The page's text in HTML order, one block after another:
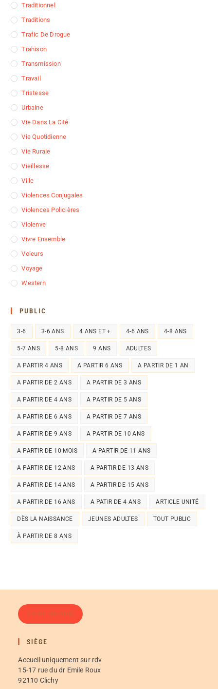
Traditionnel
Traditions
Trafic De Drogue
Trahison
Transmission
Travail
Tristesse
Urbaine
Vie Dans La Cité
Vie Quotidienne
Vie Rurale
Vieillesse
Ville
Violences Conjugales
Violences Policières
Violenve
Vivre Ensemble
Voleurs
Voyage
Western
PUBLIC
3-6 3-6 ANS 4 ANS ET + 4-6 ANS 4-8 ANS
5-7 ANS 5-8 ANS 9 ANS ADULTES
A PARTIR 4 ANS A PARTIR 6 ANS A PARTIR DE 1 AN
A PARTIR DE 2 ANS A PARTIR DE 3 ANS
A PARTIR DE 4 ANS A PARTIR DE 5 ANS
A PARTIR DE 6 ANS A PARTIR DE 7 ANS
A PARTIR DE 9 ANS A PARTIR DE 10 ANS
A PARTIR DE 10 MOIS A PARTIR DE 11 ANS
A PARTIR DE 12 ANS A PARTIR DE 13 ANS
A PARTIR DE 14 ANS A PARTIR DE 15 ANS
A PARTIR DE 16 ANS A PATIR DE 4 ANS ARTICLE UNITÉ
DÈS LA NAISSANCE JEUNES ADULTES TOUT PUBLIC
À PARTIR DE 8 ANS
FAIRE UN DON
SIÈGE
Accueil uniquement sur rdv
15-17 rue du dr Emile Roux
92110 Clichy